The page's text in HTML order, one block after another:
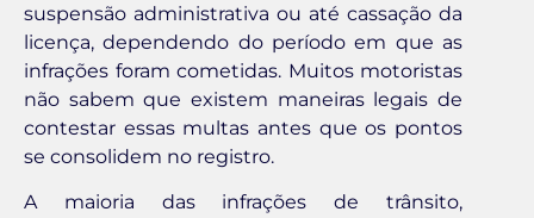
suspensão administrativa ou até cassação da
licença, dependendo do período em que as
infrações foram cometidas. Muitos motoristas
não sabem que existem maneiras legais de
contestar essas multas antes que os pontos
se consolidem no registro.
A maioria das infrações de trânsito,